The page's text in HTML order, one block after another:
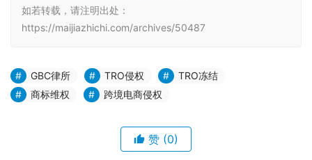
如若转载，请注明出处：
https://maijiazhichi.com/archives/50487
GBC律所 TRO侵权
TRO冻结
商标维权
跨境电商侵权
赞 (0)